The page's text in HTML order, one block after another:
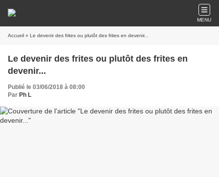
MENU
Accueil » Le devenir des frites ou plutôt des frites en devenir...
Le devenir des frites ou plutôt des frites en
devenir...
Publié le 03/06/2018 à 08:00
Par Ph L